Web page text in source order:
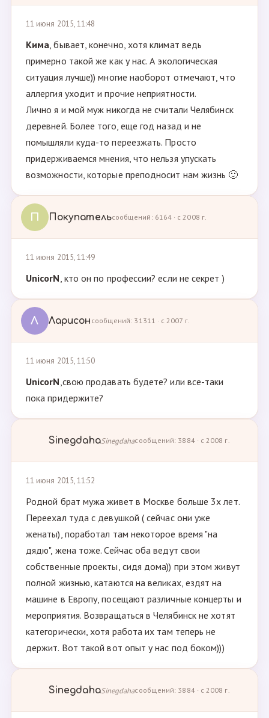
11 июня 2015, 11:48
Кима, бывает, конечно, хотя климат ведь
примерно такой же как у нас. А экологическая
ситуация лучше)) многие наоборот отмечают, что
аллергия уходит и прочие неприятности.
Лично я и мой муж никогда не считали Челябинск
деревней. Более того, еще год назад и не
помышляли куда-то переезжать. Просто
придерживаемся мнения, что нельзя упускать
возможности, которые преподносит нам жизнь 🙂
П Покупательсообщений: 6164 · с 2008 г.
11 июня 2015, 11:49
UnicorN, кто он по профессии? если не секрет )
Л Ларисон сообщений: 31311 · с 2007 г.
11 июня 2015, 11:50
UnicorN,свою продавать будете? или все-таки
пока придержите?
SinegdahaSinegdahaсообщений: 3884 · с 2008 г.
11 июня 2015, 11:52
Родной брат мужа живет в Москве больше 3х лет.
Переехал туда с девушкой ( сейчас они уже
женаты), поработал там некоторое время "на
дядю", жена тоже. Сейчас оба ведут свои
собственные проекты, сидя дома)) при этом живут
полной жизнью, катаются на великах, ездят на
машине в Европу, посещают различные концерты и
мероприятия. Возвращаться в Челябинск не хотят
категорически, хотя работа их там теперь не
держит. Вот такой вот опыт у нас под боком)))
SinegdahaSinegdahaсообщений: 3884 · с 2008 г.